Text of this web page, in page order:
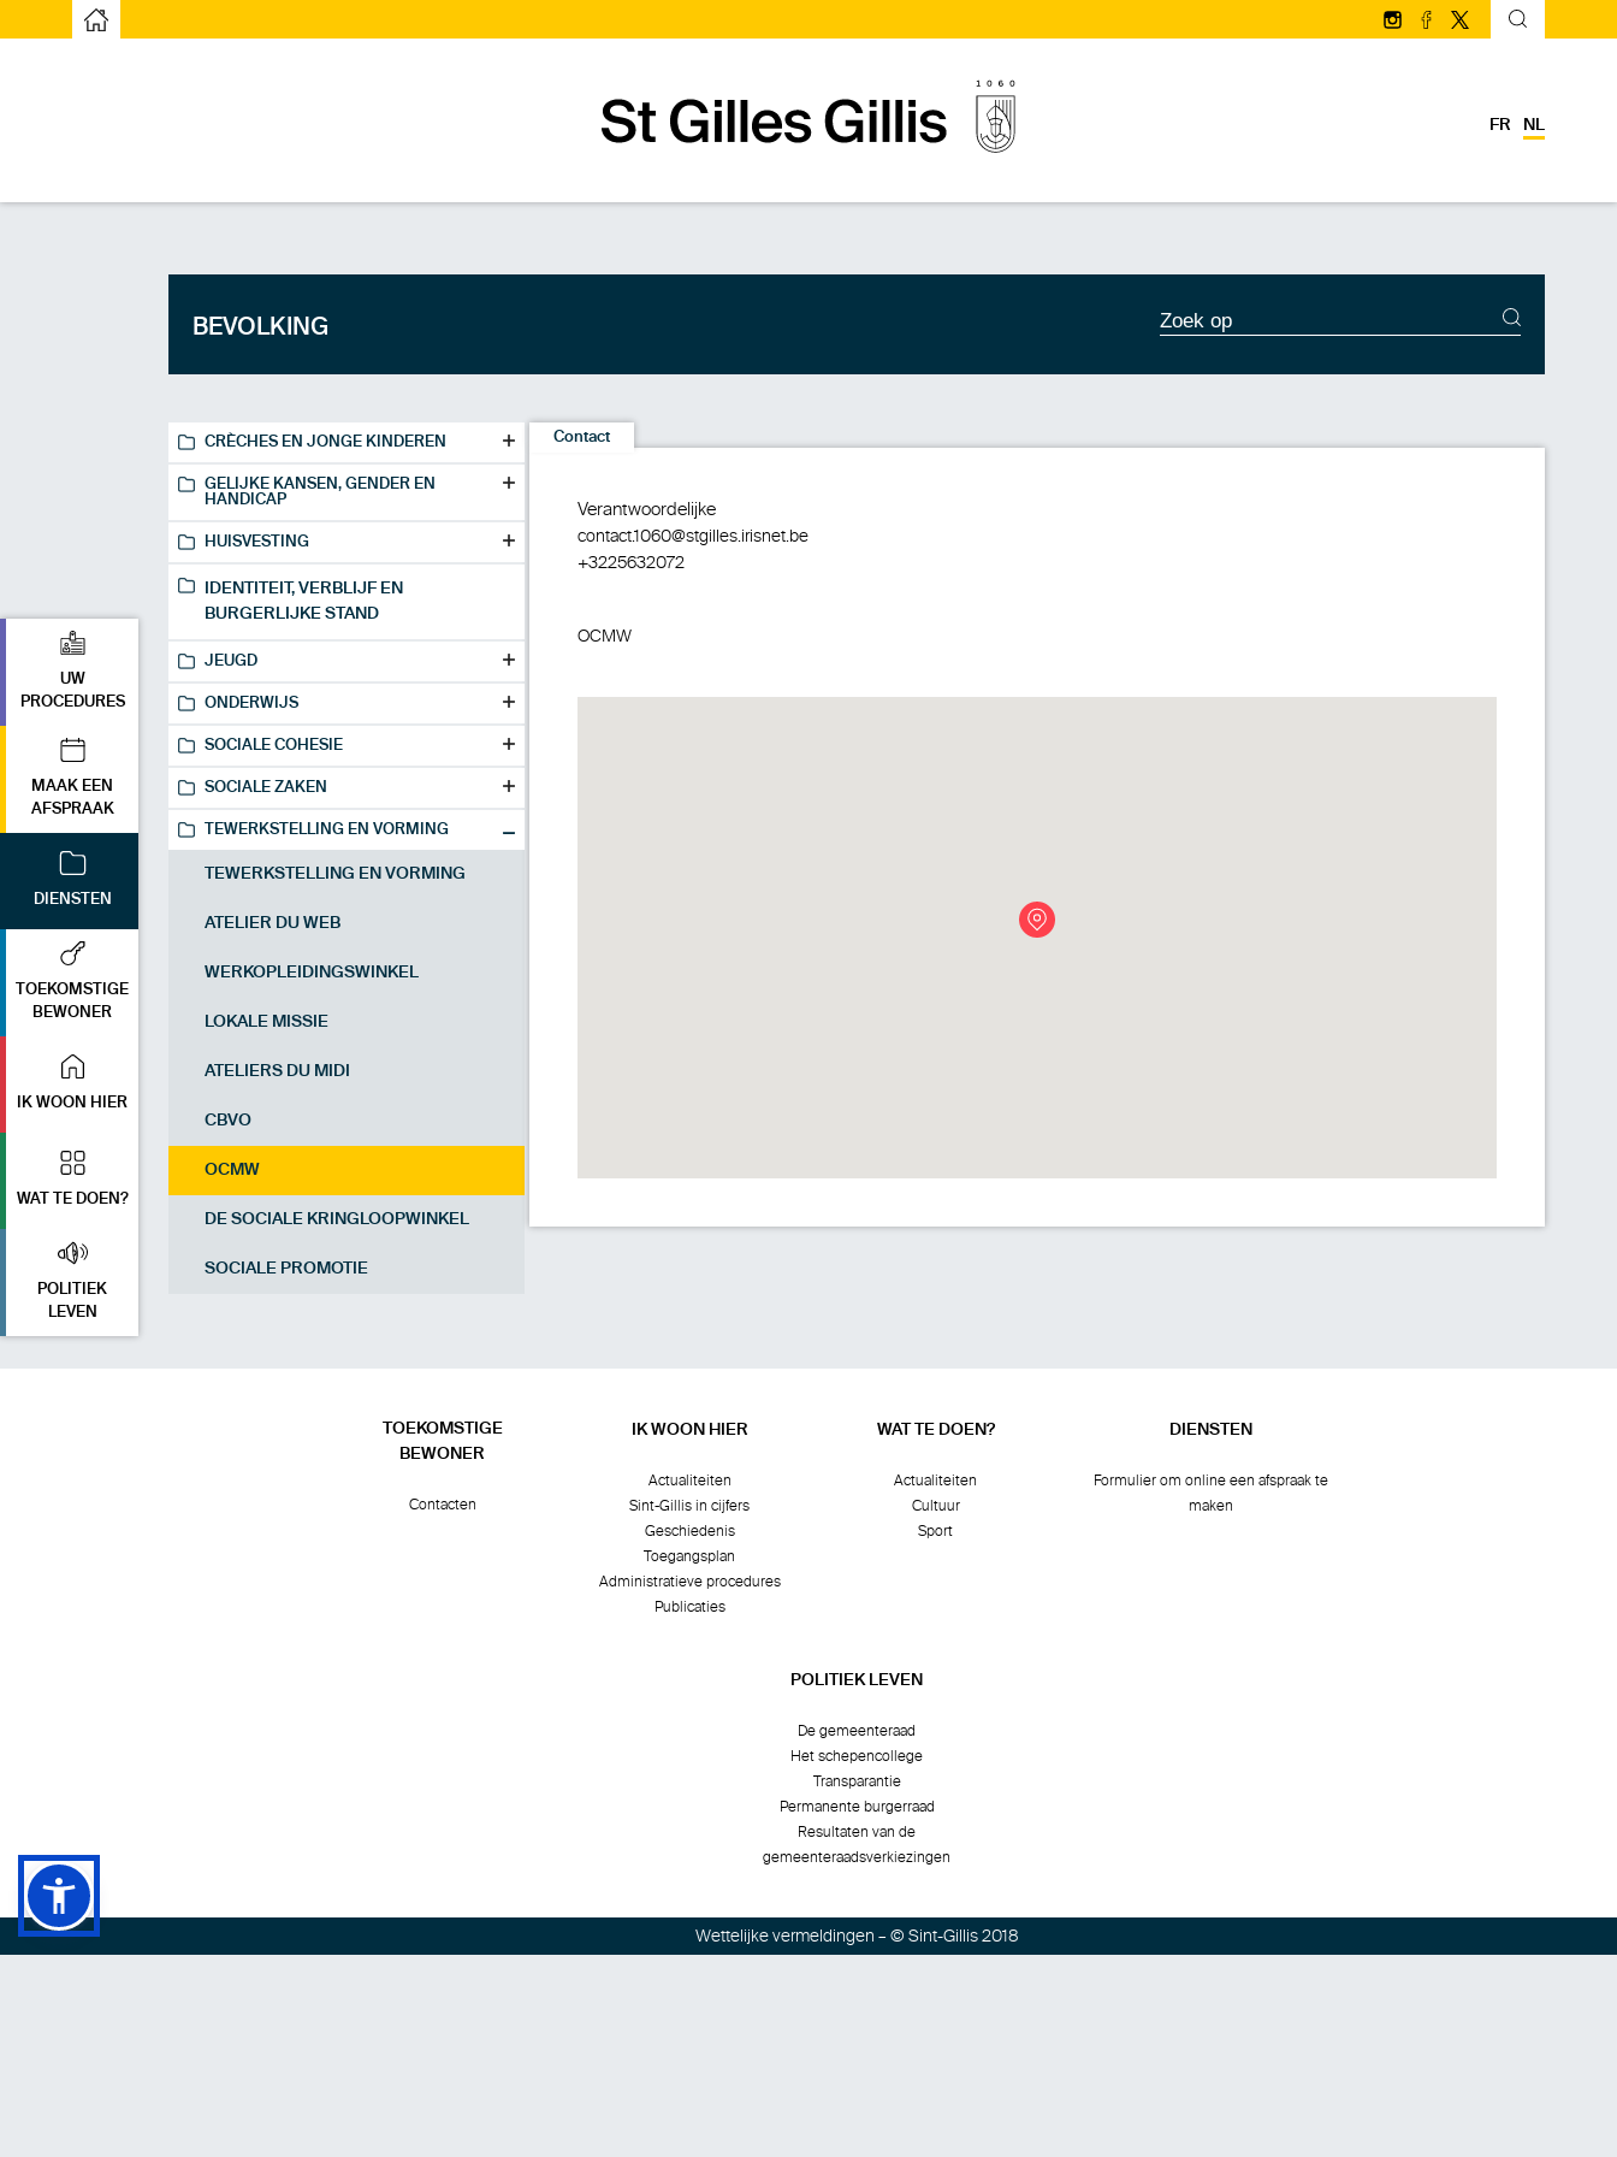
Startpagina Volg ons op Instagram
Volg ons op facebook
Volg ons op Twitter/
FR NL
UW
PROCEDURES
MAAK EEN
AFSPRAAK
DIENSTEN
TOEKOMSTIGE
BEWONER
IK WOON HIER
WAT TE DOEN?
POLITIEK
LEVEN
BEVOLKING ZOEKDIENSTEN
CRÈCHES EN JONGE KINDEREN
GELIJKE KANSEN, GENDER EN
HANDICAP
HUISVESTING
IDENTITEIT, VERBLIJF EN
BURGERLIJKE STAND
JEUGD
ONDERWIJS
SOCIALE COHESIE
SOCIALE ZAKEN
TEWERKSTELLING EN VORMING
TEWERKSTELLING EN VORMING
ATELIER DU WEB
WERKOPLEIDINGSWINKEL
LOKALE MISSIE
ATELIERS DU MIDI
CBVO
OCMW
DE SOCIALE KRINGLOOPWINKEL
SOCIALE PROMOTIE
Contact
Verantwoordelijke
contact.1060@stgilles.irisnet.be
+3225632072
OCMW
TOEKOMSTIGE
BEWONER
Contacten
IK WOON HIER
Actualiteiten
Sint-Gillis in cijfers
Geschiedenis
Toegangsplan
Administratieve procedures
Publicaties
WAT TE DOEN?
Actualiteiten
Cultuur
Sport
DIENSTEN
Formulier om online een afspraak te
maken
POLITIEK LEVEN
De gemeenteraad
Het schepencollege
Transparantie
Permanente burgerraad
Resultaten van de
gemeenteraadsverkiezingen
Wettelijke vermeldingen – © Sint-Gillis 2018